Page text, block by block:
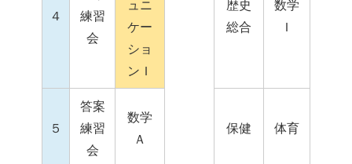
４
練習
会
ュニ
ケー
ショ
ンＩ
歴史
総合
数学
Ｉ
５
答案
練習
会
数学
Ａ
保健 体育